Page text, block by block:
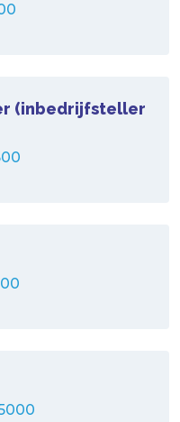
(inbedrijfsteller